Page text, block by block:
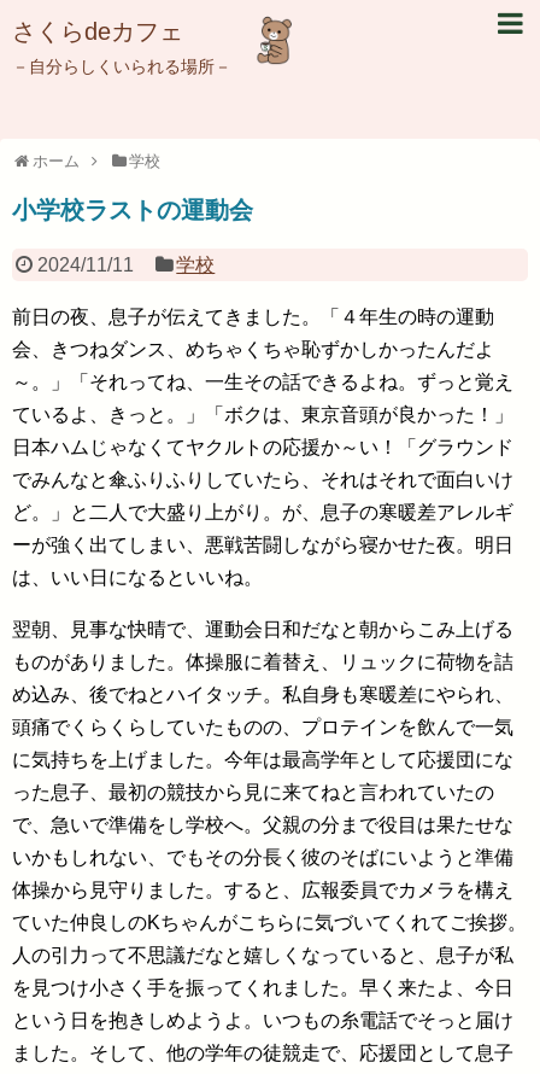
さくらdeカフェ
－自分らしくいられる場所－
ホーム 学校
小学校ラストの運動会
2024/11/11 学校
前日の夜、息子が伝えてきました。「４年生の時の運動
会、きつねダンス、めちゃくちゃ恥ずかしかったんだよ
～。」「それってね、一生その話できるよね。ずっと覚え
ているよ、きっと。」「ボクは、東京音頭が良かった！」
日本ハムじゃなくてヤクルトの応援か～い！「グラウンド
でみんなと傘ふりふりしていたら、それはそれで面白いけ
ど。」と二人で大盛り上がり。が、息子の寒暖差アレルギ
ーが強く出てしまい、悪戦苦闘しながら寝かせた夜。明日
は、いい日になるといいね。
翌朝、見事な快晴で、運動会日和だなと朝からこみ上げる
ものがありました。体操服に着替え、リュックに荷物を詰
め込み、後でねとハイタッチ。私自身も寒暖差にやられ、
頭痛でくらくらしていたものの、プロテインを飲んで一気
に気持ちを上げました。今年は最高学年として応援団にな
った息子、最初の競技から見に来てねと言われていたの
で、急いで準備をし学校へ。父親の分まで役目は果たせな
いかもしれない、でもその分長く彼のそばにいようと準備
体操から見守りました。すると、広報委員でカメラを構え
ていた仲良しのKちゃんがこちらに気づいてくれてご挨拶。
人の引力って不思議だなと嬉しくなっていると、息子が私
を見つけ小さく手を振ってくれました。早く来たよ、今日
という日を抱きしめようよ。いつもの糸電話でそっと届け
ました。そして、他の学年の徒競走で、応援団として息子